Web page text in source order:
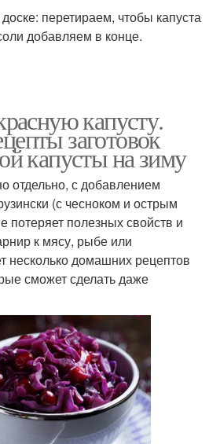
перетираем, чтобы капуста
добавляем в конце.
капусту.
заготовок
капусты на зиму
отдельно, с добавлением
(с чесноком и острым
потеряет полезных свойств и
к мясу, рыбе или
несколько домашних рецептов
сможет сделать даже